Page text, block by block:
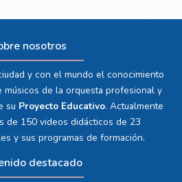
nosotros
y con el mundo el conocimiento
músicos de la orquesta profesional y
su Proyecto Educativo. Actualmente
de 150 videos didácticos de 23
y sus programas de formación.
destacado